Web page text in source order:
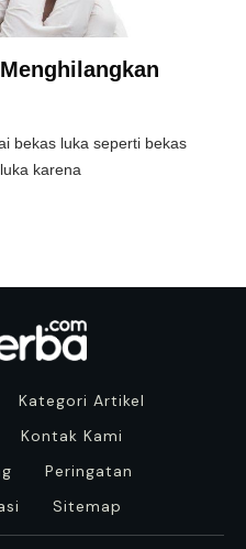
bekas luka seperti bekas
karena
Kategori Artikel
Kontak Kami
Peringatan
Sitemap